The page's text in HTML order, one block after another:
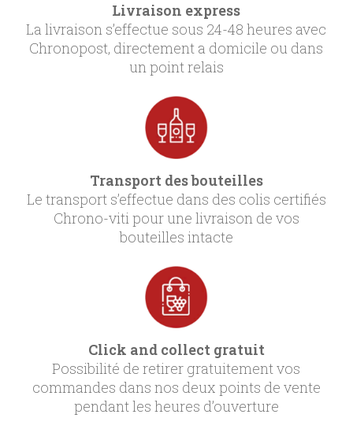
Livraison express
La livraison s’effectue sous 24-48 heures avec
Chronopost, directement a domicile ou dans
un point relais
Transport des bouteilles
Le transport s’effectue dans des colis certifiés
Chrono-viti pour une livraison de vos
bouteilles intacte
Click and collect gratuit
Possibilité de retirer gratuitement vos
commandes dans nos deux points de vente
pendant les heures d’ouverture